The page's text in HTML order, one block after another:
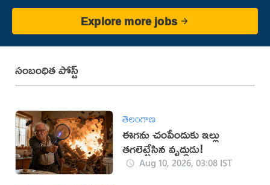
Explore more jobs
సంబంధిత పోస్ట్
తెలంగాణ
ఈగను చంపేందుకు ఇల్లు
తగలెట్టేసిన వృద్ధుడు!
Aug 10, 2026, 03:08 IST